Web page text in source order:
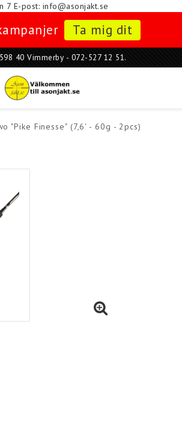
7 E-post: info@asonjakt.se
Ta mig dit
40 Vimmerby - 072-527 12 51.
"Pike Finesse" (7,6' - 60g - 2pcs)